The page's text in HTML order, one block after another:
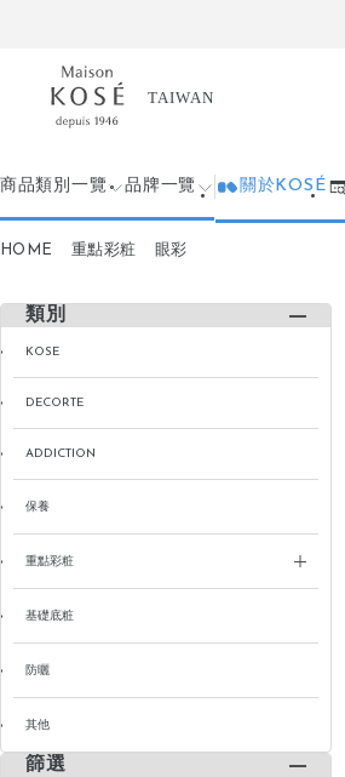
商品類別一覽 品牌一覽 關於KOSÉ
HOME 重點彩粧 眼彩
類別
KOSE
DECORTE
ADDICTION
保養
重點彩粧
基礎底粧
防曬
其他
篩選